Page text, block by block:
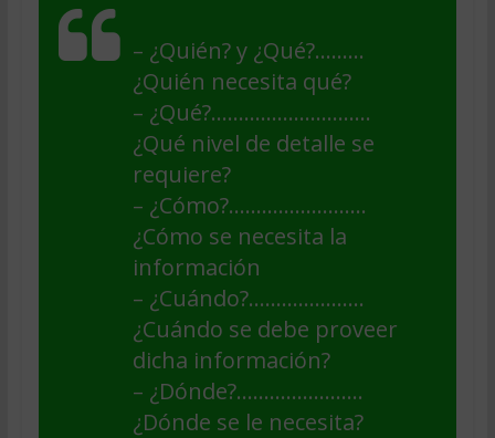
– ¿Quién? y ¿Qué?………
¿Quién necesita qué?
– ¿Qué?………………………..
¿Qué nivel de detalle se
requiere?
– ¿Cómo?…………………….
¿Cómo se necesita la
información
– ¿Cuándo?…………………
¿Cuándo se debe proveer
dicha información?
– ¿Dónde?…………………..
¿Dónde se le necesita?